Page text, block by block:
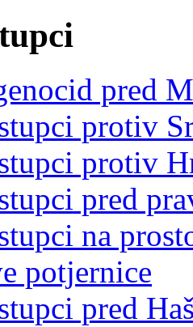
pred
protiv
protiv
pred
na
potjernice
pred